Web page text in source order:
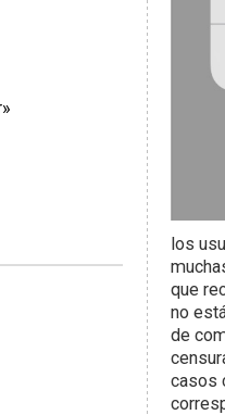
los
que
no
de
casos